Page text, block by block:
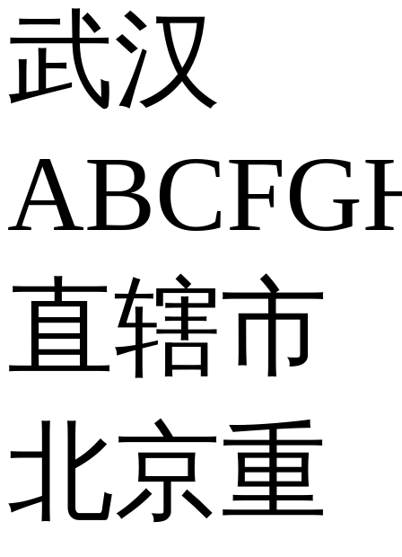
武汉
ABCFG
直辖市
北京重